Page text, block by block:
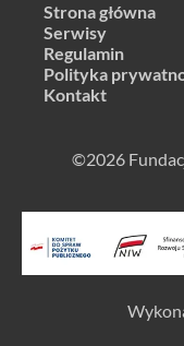
Strona główna
Serwisy
Regulamin
Polityka
Kontakt
©2026